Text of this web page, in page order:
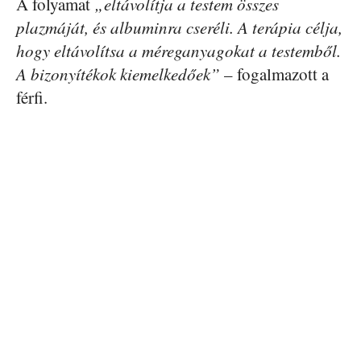
plazmáját, és albuminra cseréli. A terápia célja,
hogy eltávolítsa a méreganyagokat a testemből.
A bizonyítékok kiemelkedőek” – fogalmazott a
férfi.